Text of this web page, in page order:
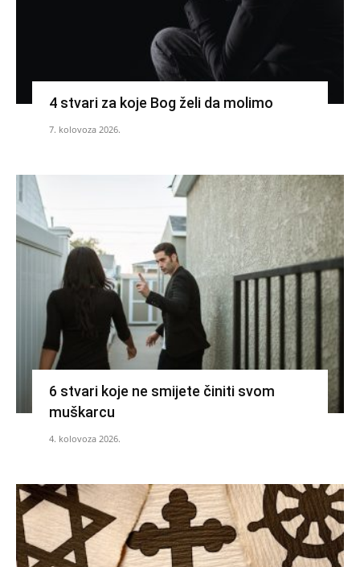
4 stvari za koje Bog želi da molimo
7. kolovoza 2026.
6 stvari koje ne smijete činiti svom
muškarcu
4. kolovoza 2026.